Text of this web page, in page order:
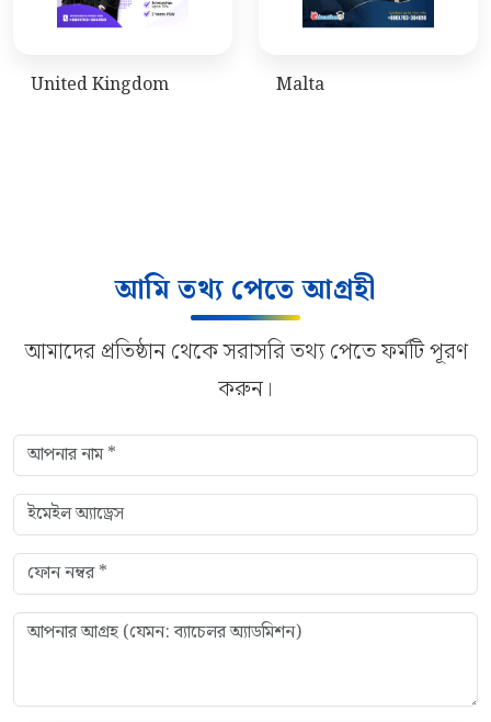
United Kingdom Malta
আমি তথ্য পেতে আগ্রহী
আমাদের প্রতিষ্ঠান থেকে সরাসরি তথ্য পেতে ফর্মটি পূরণ
করুন।